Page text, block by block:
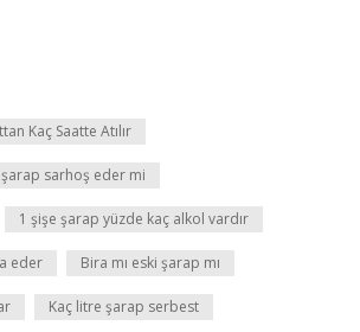
Kaç Saatte Atılır
şarap sarhoş eder mi
1 şişe şarap yüzde kaç alkol vardır
eder Bira mı eski şarap mı
Kaç litre şarap serbest